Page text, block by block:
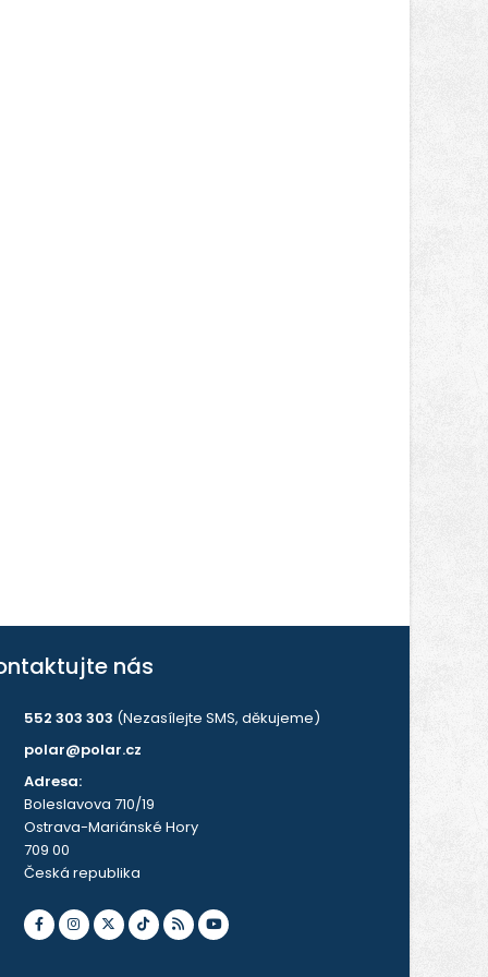
nás
552 303 303 (Nezasílejte SMS, děkujeme)
polar@polar.cz
Adresa:
Boleslavova 710/19
Ostrava-Mariánské Hory
709 00
Česká republika